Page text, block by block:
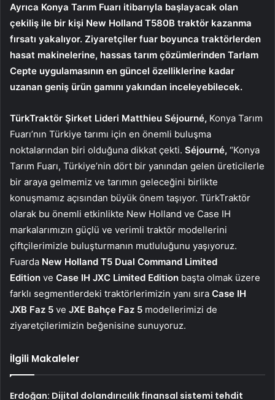
Ayrıca Konya Tarım Fuarı itibarıyla başlayacak olan
çekiliş ile bir kişi New Holland T580B traktör kazanma
fırsatı yakalıyor. Ziyaretçiler fuar boyunca traktörlerden
hasat makinelerine, hassas tarım çözümlerinden Tarlam
Cepte uygulamasının en güncel özelliklerine kadar
uzanan geniş ürün gamını yakından inceleyebilecek.
TürkTraktör Şirket Lideri Matthieu Séjourné, Konya Tarım
Fuarı’nın Türkiye tarımı için en önemli buluşma
noktalarından biri olduğuna dikkat çekti. Séjourné, “Konya
Tarım Fuarı, Türkiye’nin dört bir yanından gelen üreticilerle
bir araya gelmemiz ve tarımın geleceğini birlikte
konuşmamız açısından büyük önem taşıyor. TürkTraktör
olarak bu önemli etkinlikte New Holland ve Case IH
markalarımızın güçlü ve verimli traktör modellerini
çiftçilerimizle buluşturmanın mutluluğunu yaşıyoruz.
Fuarda New Holland T5 Dual Command Limited
Edition ve Case IH JXC Limited Edition başta olmak üzere
farklı segmentlerdeki traktörlerimizin yanı sıra Case IH
JXB Faz 5 ve JXE Bahçe Faz 5 modellerimizi de
ziyaretçilerimizin beğenisine sunuyoruz.
İlgili Makaleler
Erdoğan: Dijital dolandırıcılık finansal sistemi tehdit